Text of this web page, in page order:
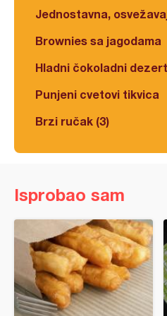
Jednostavna,
Brownies sa jagodama
Hladni čokoladni dezert
Punjeni cvetovi tikvica
Brzi ručak (3)
Isprobao sam